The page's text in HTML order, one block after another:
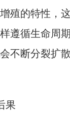
殖的特性，
遵循生命周
不断分裂扩
果